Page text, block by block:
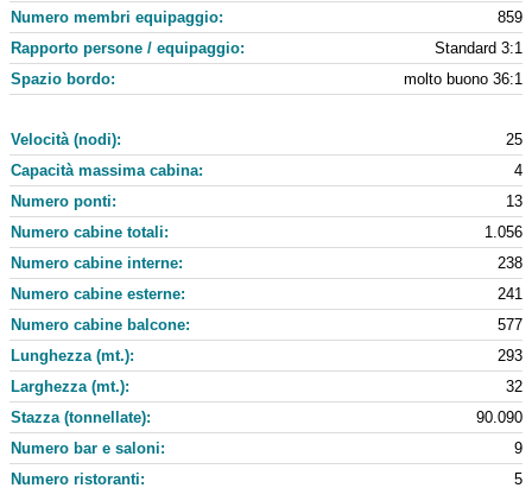
Numero membri equipaggio:
859
Rapporto persone / equipaggio:
Standard 3:1
Spazio bordo:
molto buono 36:1
25
Velocità (nodi):
4
Capacità massima cabina:
Numero ponti:
13
Numero cabine totali:
1.056
Numero cabine interne:
238
Numero cabine esterne:
241
Numero cabine balcone:
577
Lunghezza (mt.):
293
Larghezza (mt.):
32
Stazza (tonnellate):
90.090
Numero bar e saloni:
9
Numero ristoranti:
5